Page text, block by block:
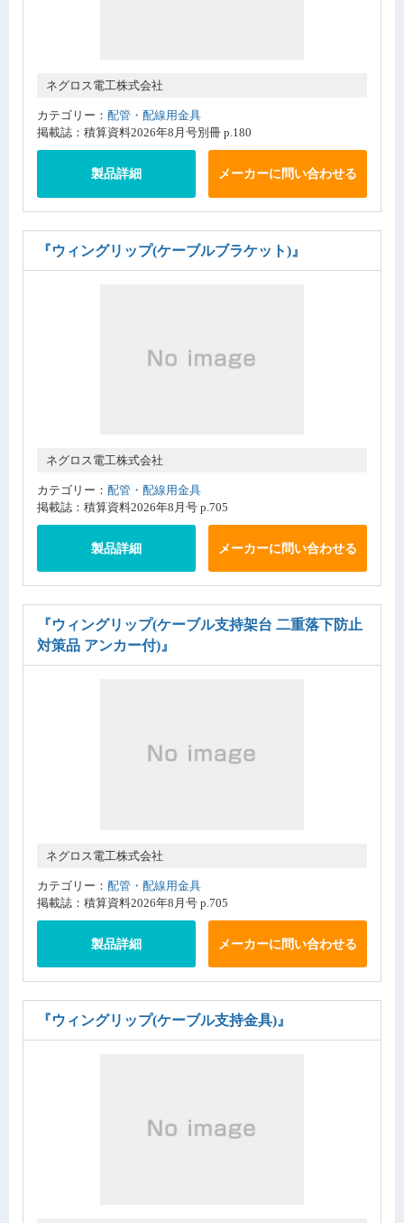
ネグロス電工株式会社
カテゴリー： 配管・配線用金具
掲載誌：積算資料2026年8月号別冊 p.180
製品詳細 メーカーに問い合わせる
『ウィングリップ(ケーブルブラケット)』
ネグロス電工株式会社
カテゴリー： 配管・配線用金具
掲載誌：積算資料2026年8月号 p.705
製品詳細 メーカーに問い合わせる
『ウィングリップ(ケーブル支持架台 二重落下防止
対策品 アンカー付)』
ネグロス電工株式会社
カテゴリー： 配管・配線用金具
掲載誌：積算資料2026年8月号 p.705
製品詳細 メーカーに問い合わせる
『ウィングリップ(ケーブル支持金具)』